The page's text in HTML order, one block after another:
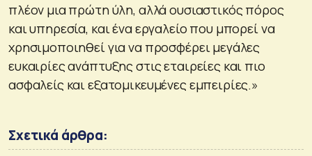
πλέον μια πρώτη ύλη, αλλά ουσιαστικός πόρος
και υπηρεσία, και ένα εργαλείο που μπορεί να
χρησιμοποιηθεί για να προσφέρει μεγάλες
ευκαιρίες ανάπτυξης στις εταιρείες και πιο
ασφαλείς και εξατομικευμένες εμπειρίες.»
Σχετικά άρθρα: